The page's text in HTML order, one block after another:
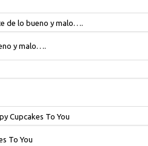
y malo….
To You